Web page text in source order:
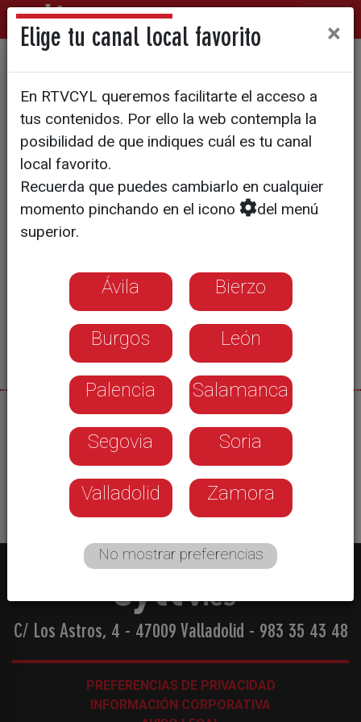
La previsión del tiempo para
el miércoles 3 de junio
02/06/2026
Esperamos continuar con temperaturas máximas
más propias del verano.
C/ Los Astros, 4 - 47009 Valladolid - 983 35 43 48
PREFERENCIAS DE PRIVACIDAD
INFORMACIÓN CORPORATIVA
Elige tu canal local favorito ×
En RTVCYL queremos facilitarte el acceso a
tus contenidos. Por ello la web contempla la
posibilidad de que indiques cuál es tu canal
local favorito.
Recuerda que puedes cambiarlo en cualquier
momento pinchando en el icono
del menú
superior.
Ávila Bierzo
Burgos León
Palencia Salamanca
Segovia Soria
Valladolid Zamora
No mostrar preferencias